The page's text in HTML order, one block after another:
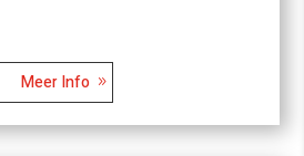
Meer Info